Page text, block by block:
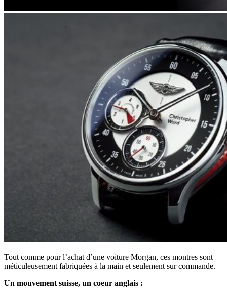
Tout comme pour l’achat d’une voiture Morgan, ces montres sont
méticuleusement fabriquées à la main et seulement sur commande.
Un mouvement suisse, un coeur anglais :